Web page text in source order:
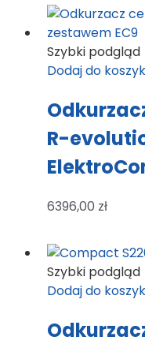
Szybki podgląd
Dodaj do
R-
6396,00 zł
Szybki podgląd
Dodaj do